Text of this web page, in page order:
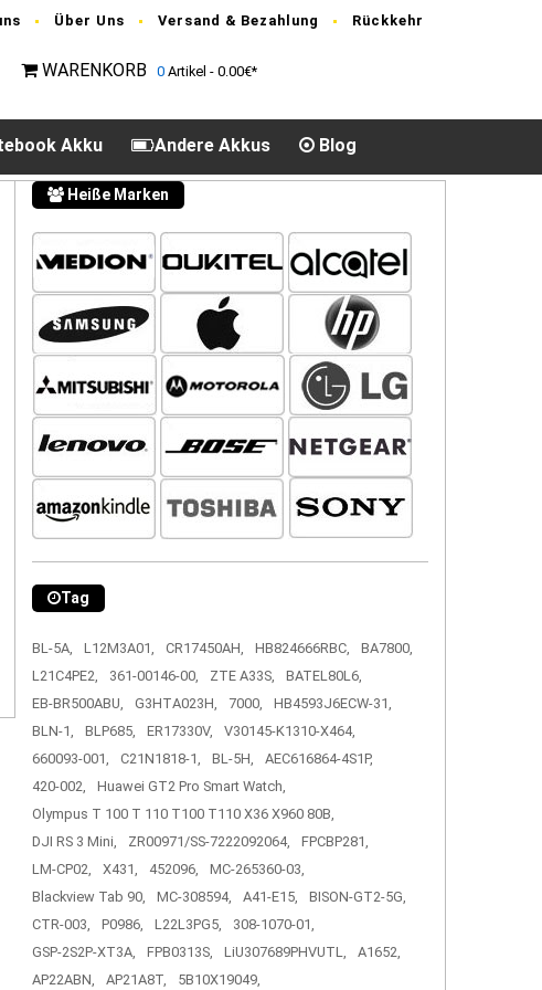
Über Uns Versand & Bezahlung Rückkehr
WARENKORB 0 Artikel - 0.00€*
Akku Andere Akkus Blog
Heiße Marken
Tag
BL-5A, L12M3A01, CR17450AH, HB824666RBC,
BA7800,
L21C4PE2,
361-00146-00, ZTE A33S,
BATEL80L6,
EB-BR500ABU,
G3HTA023H, 7000,
HB4593J6ECW-31,
BLN-1,
BLP685, ER17330V,
V30145-K1310-X464,
660093-001,
C21N1818-1, BL-5H,
AEC616864-4S1P,
420-002,
Huawei GT2 Pro Smart Watch,
Olympus T 100 T 110 T100 T110 X36 X960 80B,
DJI RS 3 Mini,
ZR00971/SS-7222092064,
FPCBP281,
LM-CP02,
X431, 452096,
MC-265360-03,
Blackview Tab 90,
MC-308594, A41-E15,
BISON-GT2-5G,
CTR-003,
P0986, L22L3PG5,
308-1070-01,
GSP-2S2P-XT3A,
FPB0313S, LiU307689PHVUTL,
A1652,
AP22ABN,
AP21A8T,
5B10X19049,